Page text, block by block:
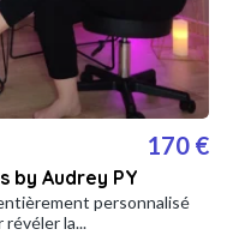
by Audrey PY
170 €
personnalisé
la...